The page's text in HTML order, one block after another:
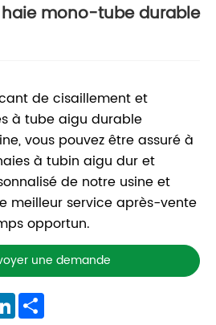
mono-tube durable
de cisaillement et
à tube aigu durable
vous pouvez être assuré à
à tubin aigu dur et
de notre usine et
meilleur service après-vente
opportun.
une demande
LinkedIn